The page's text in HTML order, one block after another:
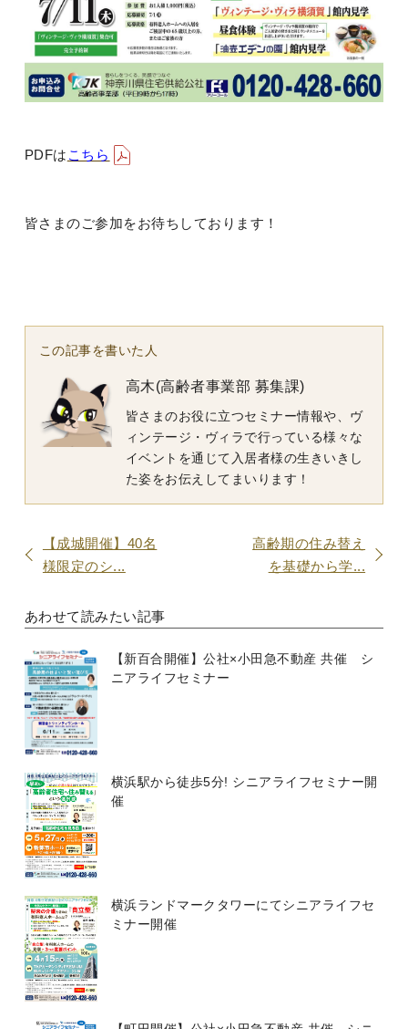
PDFは こちら
皆さまのご参加をお待ちしております！
この記事を書いた人
高木(高齢者事業部 募集課)
皆さまのお役に立つセミナー情報や、ヴ
ィンテージ・ヴィラで行っている様々な
イベントを通じて入居者様の生きいきし
た姿をお伝えしてまいります！
【成城開催】40名
様限定のシ...
高齢期の住み替え
を基礎から学...
あわせて読みたい記事
【新百合開催】公社×小田急不動産 共催 シ
ニアライフセミナー
横浜駅から徒歩5分! シニアライフセミナー開
催
横浜ランドマークタワーにてシニアライフセ
ミナー開催